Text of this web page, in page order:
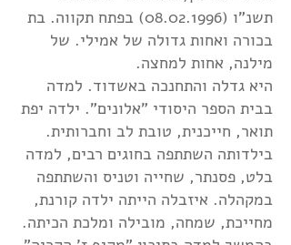
תשנ"ו (08.02.1996)
בפתח תקווה. בת
בכורה ואחות גדולה של אמילי. של
מילנה, אחות למחצה.
היא גדלה והתחנכה באשדוד. למדה
בבית הספר היסודי "אלונים". ילדה יפת
תואר, חייכנית, טובת לב וחברותית.
בילדותה השתתפה בחוגים רבים, למדה
בלט, פסנתר, שחייה וטניס והשתתפה
במקהלה. איזבלה הייתה ילדה קורנת,
מחייכת, שמחה, מובילה ומלכת הכיתה.